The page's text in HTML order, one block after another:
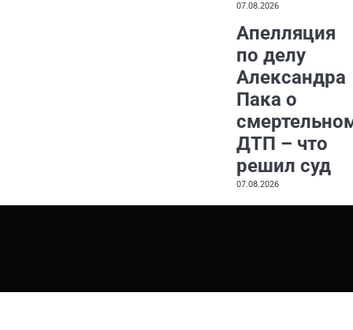
07.08.2026
Апелляция
по делу
Александра
Пака о
ДТП – что
решил суд
07.08.2026